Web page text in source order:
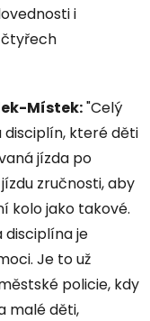
i
Místek:"Celý
disciplín, které děti
jízda po
zručnosti, aby
kolo jako takové.
je
Je to už
policie, kdy
malé děti,